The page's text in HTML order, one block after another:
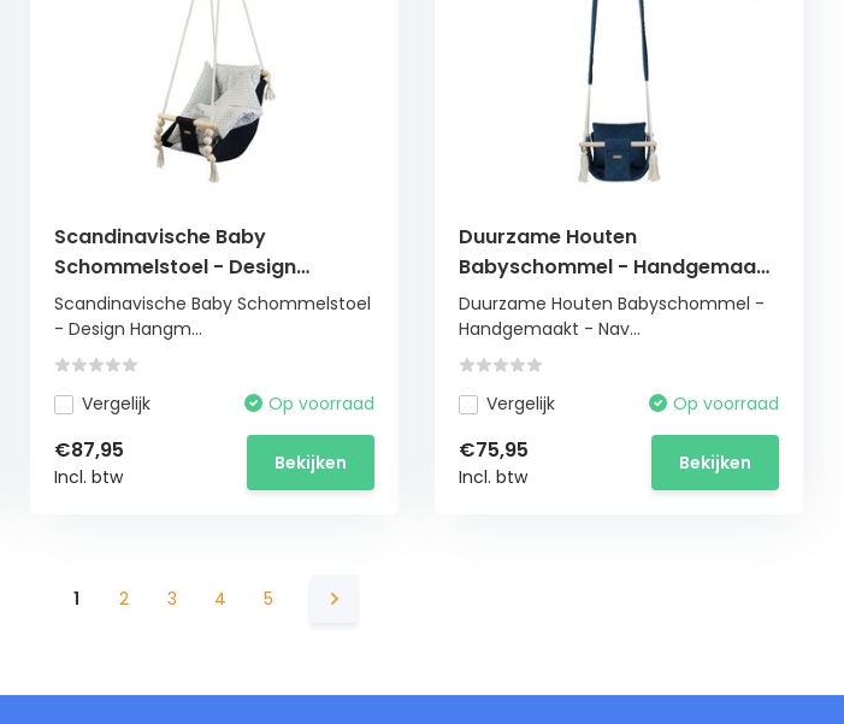
Scandinavische Baby
Schommelstoel - Design
Hangmat met Diamantpatroon
- Naturel Hout
Scandinavische Baby Schommelstoel
- Design Hangm...
Vergelijk Op voorraad
€87,95
Incl. btw
Bekijken
Duurzame Houten
Babyschommel - Handgemaakt
- Navy Velours
Duurzame Houten Babyschommel -
Handgemaakt - Nav...
Vergelijk Op voorraad
€75,95
Incl. btw
Bekijken
1 2 3 4 5